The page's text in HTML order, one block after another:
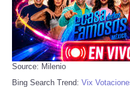
Source: Milenio
Bing Search Trend: Vix